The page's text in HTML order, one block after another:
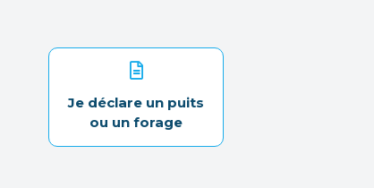
Je déclare un puits
ou un forage